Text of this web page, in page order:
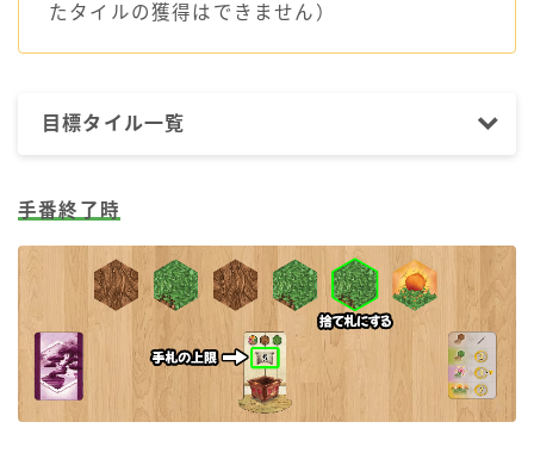
たタイルの獲得はできません）
目標タイル一覧
手番終了時